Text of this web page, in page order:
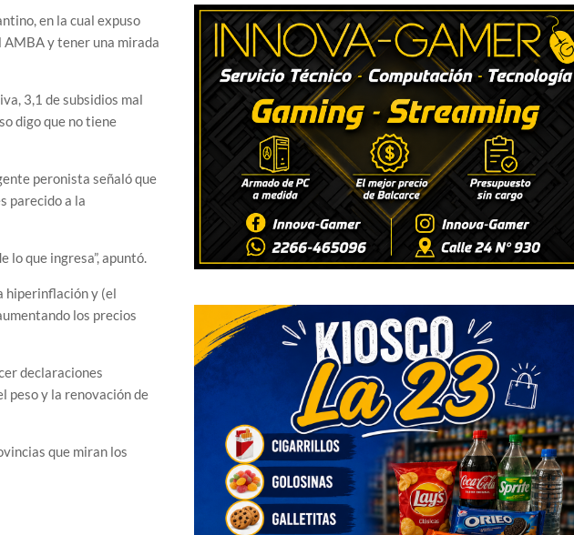
en la cual expuso
AMBA y tener una mirada
3,1 de subsidios mal
digo que no tiene
peronista señaló que
parecido a la
lo que ingresa”, apuntó.
hiperinflación y (el
los precios
declaraciones
peso y la renovación de
que miran los